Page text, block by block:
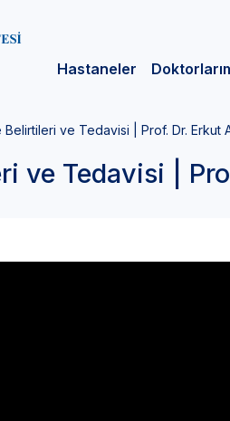
Hastaneler
Belirtileri ve Tedavisi | Prof. Dr. Erkut
ve Tedavisi |